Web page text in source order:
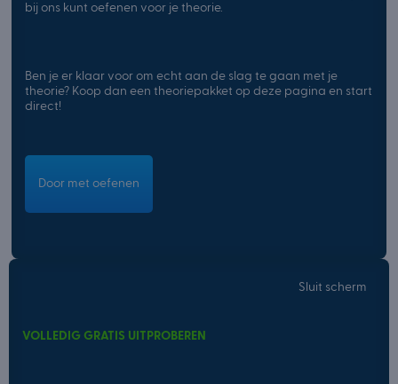
bij ons kunt oefenen voor je theorie.
Ben je er klaar voor om echt aan de slag te gaan met je
theorie? Koop dan een theoriepakket op deze pagina en start
direct!
Door met oefenen
Sluit scherm
VOLLEDIG GRATIS UITPROBEREN